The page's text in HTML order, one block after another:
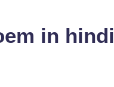
in hindi